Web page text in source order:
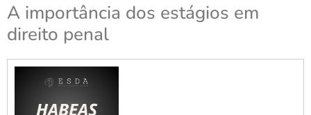
A importância dos estágios em
direito penal